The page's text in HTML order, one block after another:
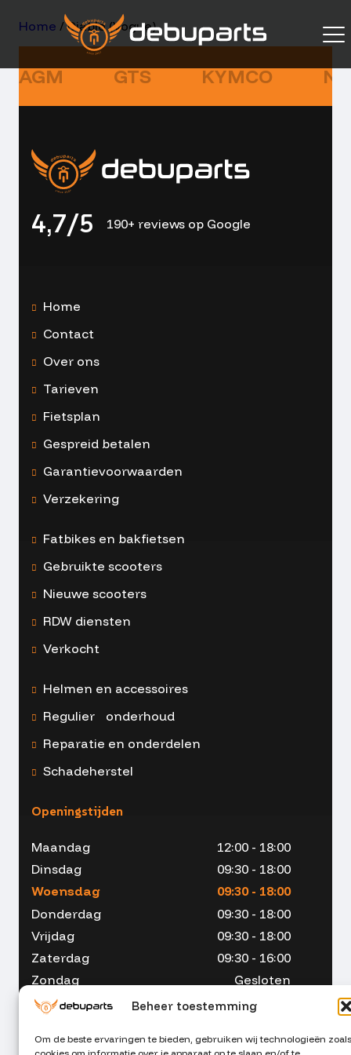
Beheer toestemming
Om de beste ervaringen te bieden, gebruiken wij technologieën zoals
Home / Diablo (Vogue)
AGM GTS KYMCO
4,7/5 190+ reviews op Google
Home
Contact
Over ons
Tarieven
Fietsplan
Gespreid betalen
Garantievoorwaarden
Verzekering
Fatbikes en bakfietsen
Gebruikte scooters
Nieuwe scooters
RDW diensten
Verkocht
Helmen en accessoires
Regulier onderhoud
Reparatie en onderdelen
Schadeherstel
Openingstijden
Maandag
12:00 - 18:00
Dinsdag
09:30 - 18:00
Woensdag
09:30 - 18:00
Donderdag
09:30 - 18:00
Vrijdag
09:30 - 18:00
Zaterdag
09:30 - 16:00
Zondag
Gesloten